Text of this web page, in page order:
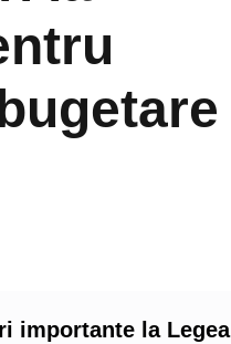
importante la Legea